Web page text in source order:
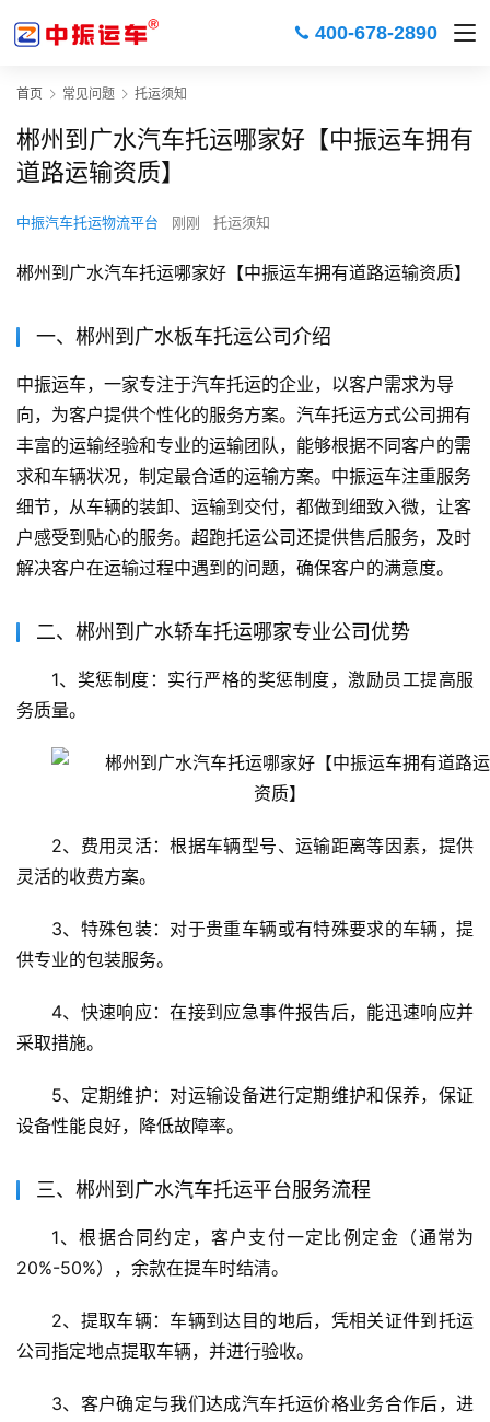
400-678-2890
首页 常见问题 托运须知
郴州到广水汽车托运哪家好【中振运车拥有
道路运输资质】
中振汽车托运物流平台 刚刚 托运须知
郴州到广水汽车托运哪家好【中振运车拥有道路运输资质】
一、郴州到广水板车托运公司介绍
中振运车，一家专注于汽车托运的企业，以客户需求为导
向，为客户提供个性化的服务方案。汽车托运方式公司拥有
丰富的运输经验和专业的运输团队，能够根据不同客户的需
求和车辆状况，制定最合适的运输方案。中振运车注重服务
细节，从车辆的装卸、运输到交付，都做到细致入微，让客
户感受到贴心的服务。超跑托运公司还提供售后服务，及时
解决客户在运输过程中遇到的问题，确保客户的满意度。
二、郴州到广水轿车托运哪家专业公司优势
1、奖惩制度：实行严格的奖惩制度，激励员工提高服
务质量。
2、费用灵活：根据车辆型号、运输距离等因素，提供
灵活的收费方案。
3、特殊包装：对于贵重车辆或有特殊要求的车辆，提
供专业的包装服务。
4、快速响应：在接到应急事件报告后，能迅速响应并
采取措施。
5、定期维护：对运输设备进行定期维护和保养，保证
设备性能良好，降低故障率。
三、郴州到广水汽车托运平台服务流程
1、根据合同约定，客户支付一定比例定金（通常为
20%-50%），余款在提车时结清。
2、提取车辆：车辆到达目的地后，凭相关证件到托运
公司指定地点提取车辆，并进行验收。
3、客户确定与我们达成汽车托运价格业务合作后，进